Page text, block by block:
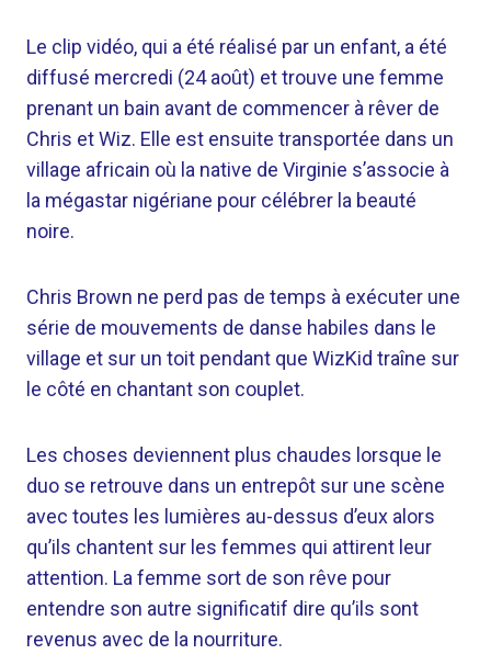
Le clip vidéo, qui a été réalisé par un enfant, a été
diffusé mercredi (24 août) et trouve une femme
prenant un bain avant de commencer à rêver de
Chris et Wiz. Elle est ensuite transportée dans un
village africain où la native de Virginie s’associe à
la mégastar nigériane pour célébrer la beauté
noire.
Chris Brown ne perd pas de temps à exécuter une
série de mouvements de danse habiles dans le
village et sur un toit pendant que WizKid traîne sur
le côté en chantant son couplet.
Les choses deviennent plus chaudes lorsque le
duo se retrouve dans un entrepôt sur une scène
avec toutes les lumières au-dessus d’eux alors
qu’ils chantent sur les femmes qui attirent leur
attention. La femme sort de son rêve pour
entendre son autre significatif dire qu’ils sont
revenus avec de la nourriture.